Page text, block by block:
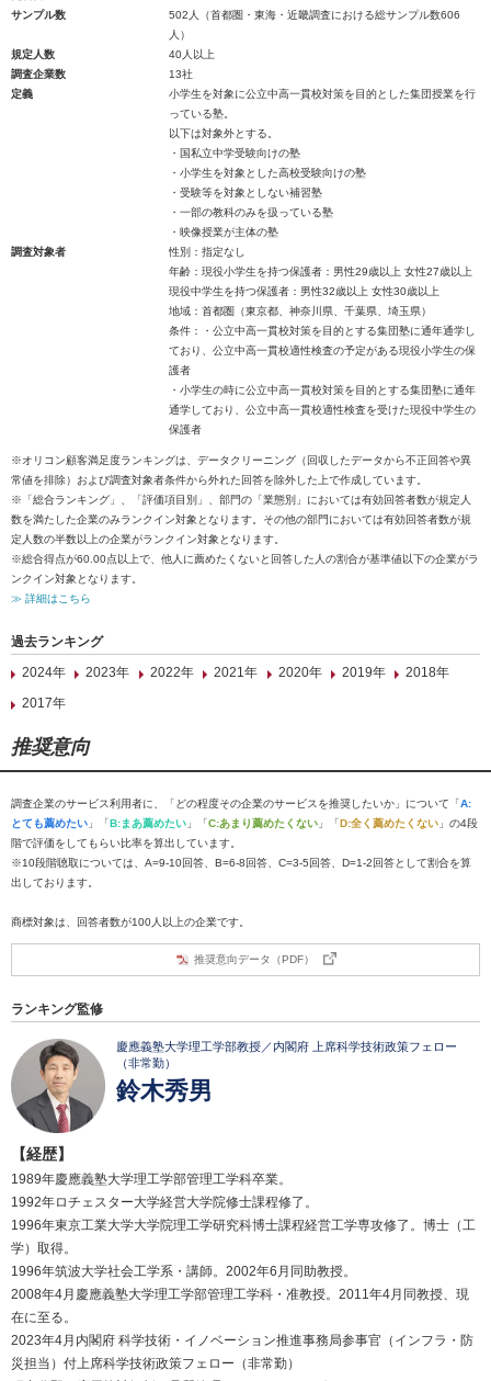
サンプル数
502人（首都圏・東海・近畿調査における総サンプル数606
人）
規定人数
40人以上
調査企業数
13社
定義
小学生を対象に公立中高一貫校対策を目的とした集団授業を行
っている塾。
以下は対象外とする。
・国私立中学受験向けの塾
・小学生を対象とした高校受験向けの塾
・受験等を対象としない補習塾
・一部の教科のみを扱っている塾
・映像授業が主体の塾
調査対象者
性別：指定なし
年齢：現役小学生を持つ保護者：男性29歳以上 女性27歳以上
現役中学生を持つ保護者：男性32歳以上 女性30歳以上
地域：首都圏（東京都、神奈川県、千葉県、埼玉県）
条件：・公立中高一貫校対策を目的とする集団塾に通年通学し
ており、公立中高一貫校適性検査の予定がある現役小学生の保
護者
・小学生の時に公立中高一貫校対策を目的とする集団塾に通年
通学しており、公立中高一貫校適性検査を受けた現役中学生の
保護者
※オリコン顧客満足度ランキングは、データクリーニング（回収したデータから不正回答や異
常値を排除）および調査対象者条件から外れた回答を除外した上で作成しています。
※「総合ランキング」、「評価項目別」、部門の「業態別」においては有効回答者数が規定人
数を満たした企業のみランクイン対象となります。その他の部門においては有効回答者数が規
定人数の半数以上の企業がランクイン対象となります。
※総合得点が60.00点以上で、他人に薦めたくないと回答した人の割合が基準値以下の企業がラ
ンクイン対象となります。
≫ 詳細はこちら
過去ランキング
2024年
2023年 2022年 2021年 2020年 2019年
2018年
2017年
推奨意向
調査企業のサービス利用者に、「どの程度その企業のサービスを推奨したいか」について「A:
とても薦めたい 」「B:まあ薦めたい 」「C:あまり薦めたくない 」「D:全く薦めたくない 」の4段
階で評価をしてもらい比率を算出しています。
※10段階聴取については、A=9-10回答、B=6-8回答、C=3-5回答、D=1-2回答として割合を算
出しております。
商標対象は、回答者数が100人以上の企業です。
推奨意向データ（PDF）
ランキング監修
慶應義塾大学理工学部教授／内閣府 上席科学技術政策フェロー
（非常勤）
鈴木秀男
【経歴】
1989年慶應義塾大学理工学部管理工学科卒業。
1992年ロチェスター大学経営大学院修士課程修了。
1996年東京工業大学大学院理工学研究科博士課程経営工学専攻修了。博士（工
学）取得。
1996年筑波大学社会工学系・講師。2002年6月同助教授。
2008年4月慶應義塾大学理工学部管理工学科・准教授。2011年4月同教授、現
在に至る。
2023年4月内閣府 科学技術・イノベーション推進事務局参事官（インフラ・防
災担当）付上席科学技術政策フェロー（非常勤）